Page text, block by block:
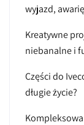
wyjazd,
Kreatywne
niebanalne i
Części do
długie życie?